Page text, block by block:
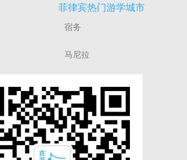
菲律宾热门游学城市
宿务
马尼拉